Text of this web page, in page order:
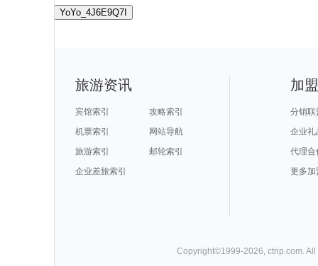
YoYo_4J6E9Q7I
旅游资讯
宾馆索引
攻略索引
机票索引
网站导航
旅游索引
邮轮索引
企业差旅索引
加
分销联
企业礼
代理合
更多加
Copyright©1999-2026 ctrip.com .